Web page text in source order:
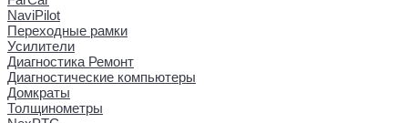
NaviPilot
Переходные рамки
Усилители
Диагностика Ремонт
Диагностические компьютеры
Домкраты
Толщинометры